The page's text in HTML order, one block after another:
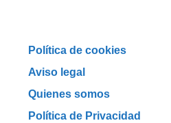
Política de cookies
Aviso legal
Quienes somos
Política de Privacidad